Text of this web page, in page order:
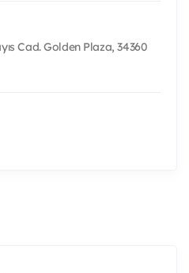
Cad. Golden Plaza, 34360